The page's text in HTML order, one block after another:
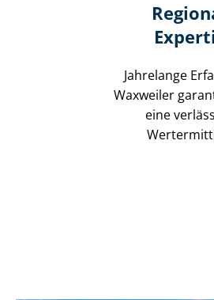
Jahrelange
Waxweiler
eine